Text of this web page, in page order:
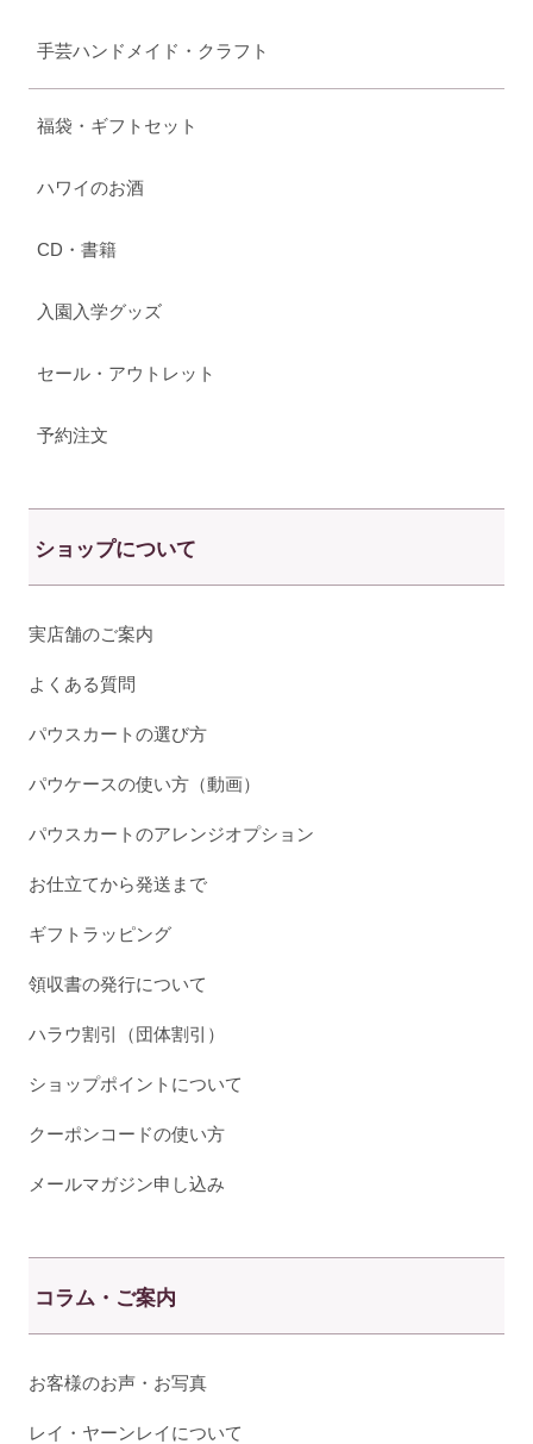
手芸ハンドメイド・クラフト
福袋・ギフトセット
ハワイのお酒
CD・書籍
入園入学グッズ
セール・アウトレット
予約注文
ショップについて
実店舗のご案内
よくある質問
パウスカートの選び方
パウケースの使い方（動画）
パウスカートのアレンジオプション
お仕立てから発送まで
ギフトラッピング
領収書の発行について
ハラウ割引（団体割引）
ショップポイントについて
クーポンコードの使い方
メールマガジン申し込み
コラム・ご案内
お客様のお声・お写真
レイ・ヤーンレイについて